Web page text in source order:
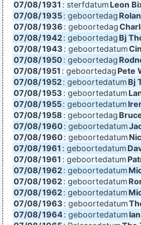
There are
I guess I am a
Drinking
The Memory Of Things
07/08/1931 : sterfdatum Leon
07/08/1935: geboortedag
07/08/1936 : geboortedag
07/08/1942: geboortedag Bj
07/08/1943 : geboortedatum
07/08/1950: geboortedag
07/08/1951 : geboortedag Pete
07/08/1952: geboortedatum Bj
07/08/1953 : geboortedatum
07/08/1955: geboortedatum
07/08/1958 : geboortedag
07/08/1960: geboortedatum
07/08/1960: geboortedatum
07/08/1961 : geboortedatum
07/08/1961 : geboortedatum
07/08/1962: geboortedatum
07/08/1962: geboortedatum
07/08/1962: geboortedatum
07/08/1963 : geboortedatum
07/08/1964 : geboortedatum